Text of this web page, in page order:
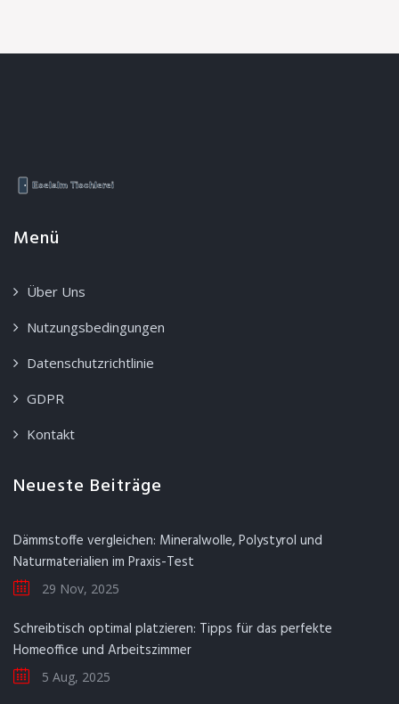
Menü
Über Uns
Nutzungsbedingungen
Datenschutzrichtlinie
GDPR
Kontakt
Neueste Beiträge
Dämmstoffe vergleichen: Mineralwolle, Polystyrol und
Naturmaterialien im Praxis-Test
29 Nov, 2025
Schreibtisch optimal platzieren: Tipps für das perfekte
Homeoffice und Arbeitszimmer
5 Aug, 2025